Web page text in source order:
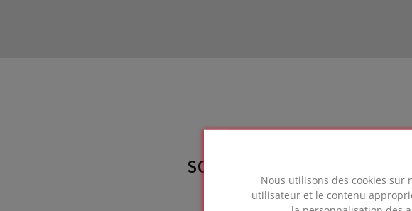
Nous utilisons des cookies
utilisateur et le contenu
SOLUTION FOAMGLAS®
utilisé pour ce